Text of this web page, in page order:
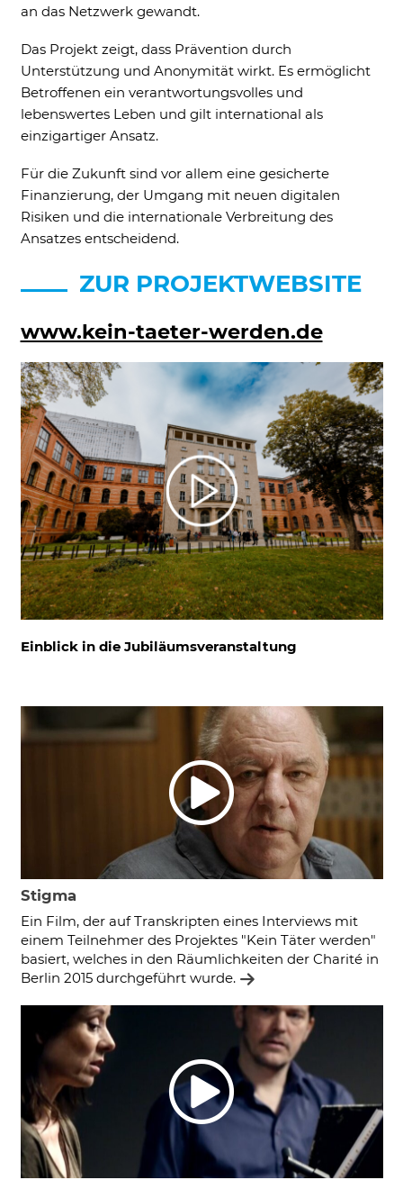
an das Netzwerk gewandt.
Das Projekt zeigt, dass Prävention durch
Unterstützung und Anonymität wirkt. Es ermöglicht
Betroffenen ein verantwortungsvolles und
lebenswertes Leben und gilt international als
einzigartiger Ansatz.
Für die Zukunft sind vor allem eine gesicherte
Finanzierung, der Umgang mit neuen digitalen
Risiken und die internationale Verbreitung des
Ansatzes entscheidend.
ZUR PROJEKTWEBSITE
www.kein-taeter-werden.de
Einblick in die Jubiläumsveranstaltung
Stigma
Ein Film, der auf Transkripten eines Interviews mit
einem Teilnehmer des Projektes "Kein Täter werden"
basiert, welches in den Räumlichkeiten der Charité in
Berlin 2015 durchgeführt wurde.